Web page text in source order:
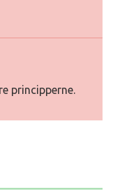
principperne.